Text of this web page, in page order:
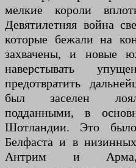
мелкие короли
Девятилетняя война
которые бежали на
захвачены, и новые
наверстывать
предотвратить
был заселен
подданными, в
Шотландии. Это было
Белфаста и в
Антрим и Арма,